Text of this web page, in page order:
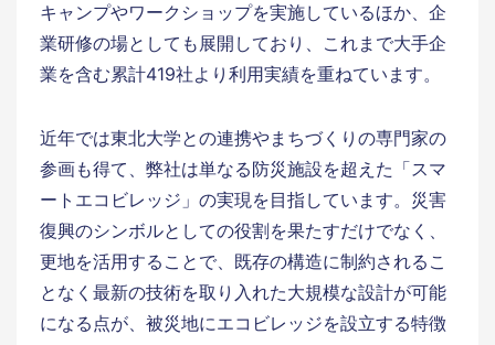
キャンプやワークショップを実施しているほか、企
業研修の場としても展開しており、これまで大手企
業を含む累計419社より利用実績を重ねています。
近年では東北大学との連携やまちづくりの専門家の
参画も得て、弊社は単なる防災施設を超えた「スマ
ートエコビレッジ」の実現を目指しています。災害
復興のシンボルとしての役割を果たすだけでなく、
更地を活用することで、既存の構造に制約されるこ
となく最新の技術を取り入れた大規模な設計が可能
になる点が、被災地にエコビレッジを設立する特徴